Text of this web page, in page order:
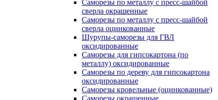
Саморезы по металлу с пресс-шайбой
сверла окрашенные
Саморезы по металлу с пресс-шайбой
сверла оцинкованные
Шурупы-саморезы для ГВЛ
оксидированные
Саморезы для гипсокартона (по
металлу) оксидированные
Саморезы по дереву для гипсокартона
оксидированные
Саморезы кровельные (оцинкованные)
Саморезы окрашенные